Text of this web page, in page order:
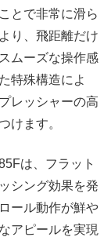
とで非常に滑ら
り、飛距離だけ
ムーズな操作感
特殊構造によ
レッシャーの高
けます。
は、フラット
シング効果を発
ール動作が鮮や
アピールを実現